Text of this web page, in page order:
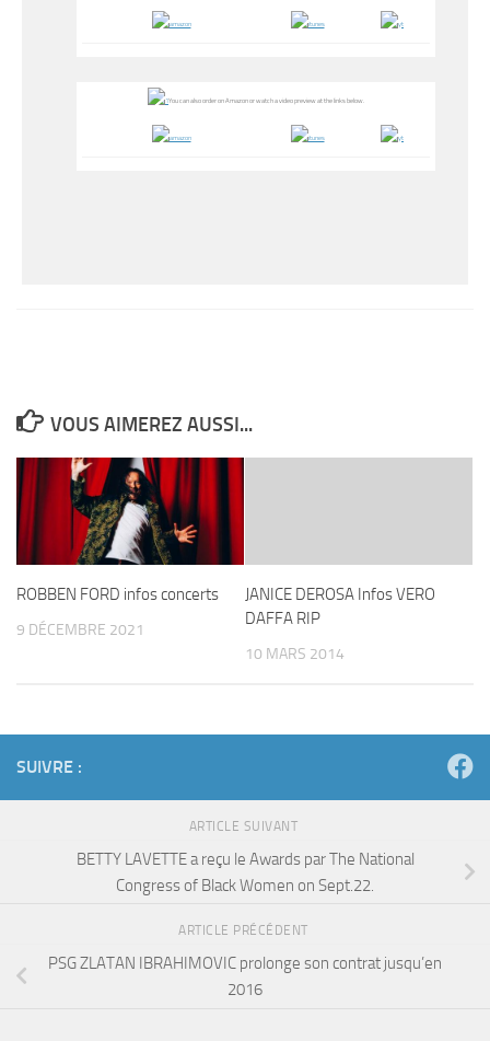
You can also order on Amazon or watch a video preview at the links below.
VOUS AIMEREZ AUSSI...
ROBBEN FORD infos concerts
9 DÉCEMBRE 2021
JANICE DEROSA Infos VERO
DAFFA RIP
10 MARS 2014
SUIVRE :
ARTICLE SUIVANT
BETTY LAVETTE a reçu le Awards par The National
Congress of Black Women on Sept.22.
ARTICLE PRÉCÉDENT
PSG ZLATAN IBRAHIMOVIC prolonge son contrat jusqu’en
2016